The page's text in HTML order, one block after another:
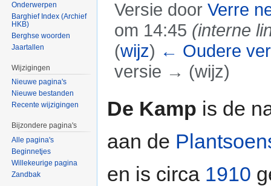
Versie door Verre
om 14:45 (interne
(wijz) ← Oudere
versie → (wijz)
De Kamp is de
aan de
en is circa 1910
Onderwerpen
Barghief Index (Archief
HKB)
Berghse woorden
Jaartallen
Wijzigingen
Nieuwe pagina's
Nieuwe bestanden
Recente wijzigingen
Bijzondere pagina's
Alle pagina's
Beginnetjes
Willekeurige pagina
Zandbak